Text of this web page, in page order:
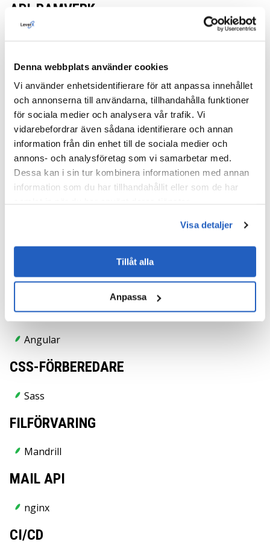
Denna webbplats använder cookies
Vi använder enhetsidentifierare för att anpassa innehållet
och annonserna till användarna, tillhandahålla funktioner
för sociala medier och analysera vår trafik. Vi
vidarebefordrar även sådana identifierare och annan
information från din enhet till de sociala medier och
annons- och analysföretag som vi samarbetar med.
Dessa kan i sin tur kombinera informationen med annan
information som du har tillhandahållit eller som de har
Visa detaljer
Tillåt alla
Anpassa
API-RAMVERK
API KÖRTID
Node.js
DATABASER
MySQL
Sequelize
RAMVERK FÖR FRONTEND
Angular
CSS-FÖRBEREDARE
Sass
FILFÖRVARING
Mandrill
MAIL API
nginx
CI/CD